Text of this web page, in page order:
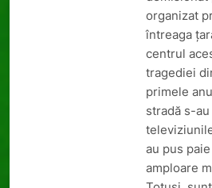
organizat
întreaga
centrul
tragediei
primele
stradă s-
au pus
amploare